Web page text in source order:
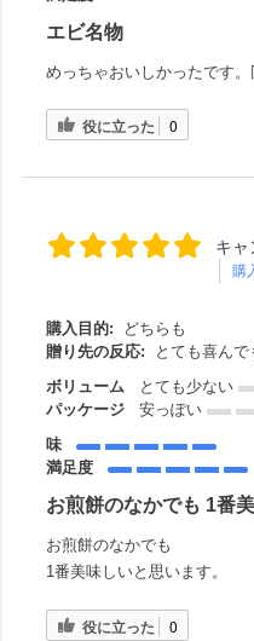
エビ名物
めっちゃおいしかったです。
役に立った 0
キャ
購
購入目的:
どちらも
贈り先の反応:
とても喜んで
ボリューム
とても少ない
パッケージ
安っぽい
味
満足度
お煎餅のなかでも 1番
お煎餅のなかでも
1番美味しいと思います。
役に立った 0